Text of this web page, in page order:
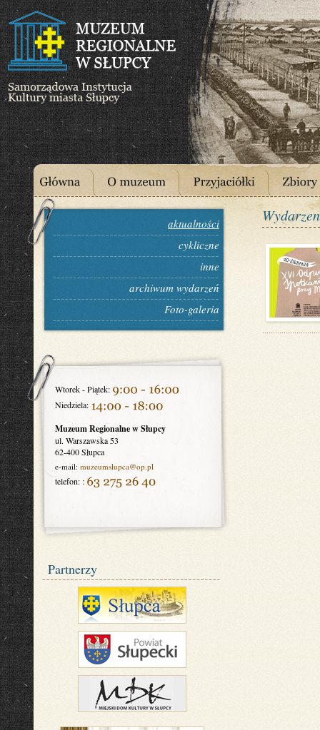
aktualności
cykliczne
inne
archiwum wydarzeń
Foto-galeria
Wtorek - Piątek:
Niedziela:
Muzeum Regionalne w Słupcy
ul. Warszawska 53
62-400 Słupca
e-mail: muzeumslupca@op.pl
telefon: :
Partnerzy